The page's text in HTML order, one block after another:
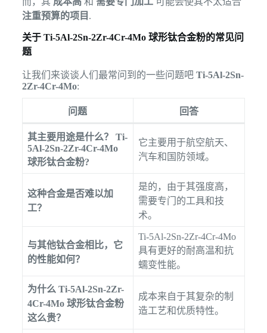
注重预算的项目 .
关于 Ti-5Al-2Sn-2Zr-4Cr-4Mo 球形钛合金粉的常见问
题
让我们来谈谈人们最常问到的一些问题吧 Ti-5Al-2Sn-
2Zr-4Cr-4Mo:
问题 回答
其主要用途是什么？ Ti-
5Al-2Sn-2Zr-4Cr-4Mo
球形钛合金粉?
它主要用于航空航天、
汽车和国防领域。
这种合金是否难以加
工？
是的，由于其强度高，
需要专门的工具和技
术。
与其他钛合金相比，它
的性能如何？
Ti-5Al-2Sn-2Zr-4Cr-4Mo
具有更好的耐高温和抗
蠕变性能。
为什么 Ti-5Al-2Sn-2Zr-
4Cr-4Mo 球形钛合金粉
这么贵？
成本来自于其复杂的制
造工艺和优质特性。